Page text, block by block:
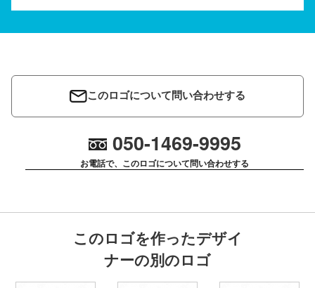
このロゴについて問い合わせする
050-1469-9995
お電話で、このロゴについて問い合わせする
このロゴを作ったデザイ
ナーの別のロゴ